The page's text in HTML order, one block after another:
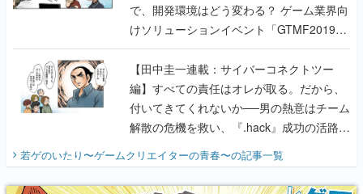
で、開発環境はどう変わる？ ゲーム業界向
けソリューションイベント「GTMF2019」
に行って、より理解を深めよう【PR】
【田中圭一連載：サイバーコネクトツー
編】すべての責任はオレが取る。だから、
付いてきてくれないか──男の熱意はチーム
解散の危機を救い、『.hack』成功の活路を
『少年ジャンプ』色だった【若ゲのいた
り】
若ゲのいたり〜ゲームクリエイターの青春〜の記事一覧